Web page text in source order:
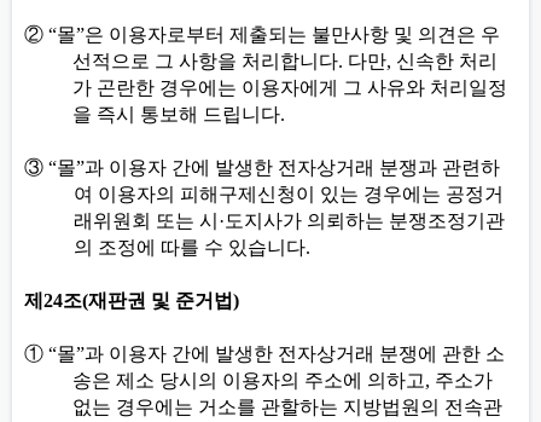
② “몰”은 이용자로부터 제출되는 불만사항 및 의견은 우
선적으로 그 사항을 처리합니다. 다만, 신속한 처리
가 곤란한 경우에는 이용자에게 그 사유와 처리일정
을 즉시 통보해 드립니다.
③ “몰”과 이용자 간에 발생한 전자상거래 분쟁과 관련하
여 이용자의 피해구제신청이 있는 경우에는 공정거
래위원회 또는 시 ·도지사가 의뢰하는 분쟁조정기관
의 조정에 따를 수 있습니다.
제 24조(재판권 및 준거법)
① “몰”과 이용자 간에 발생한 전자상거래 분쟁에 관한 소
송은 제소 당시의 이용자의 주소에 의하고, 주소가
없는 경우에는 거소를 관할하는 지방법원의 전속관